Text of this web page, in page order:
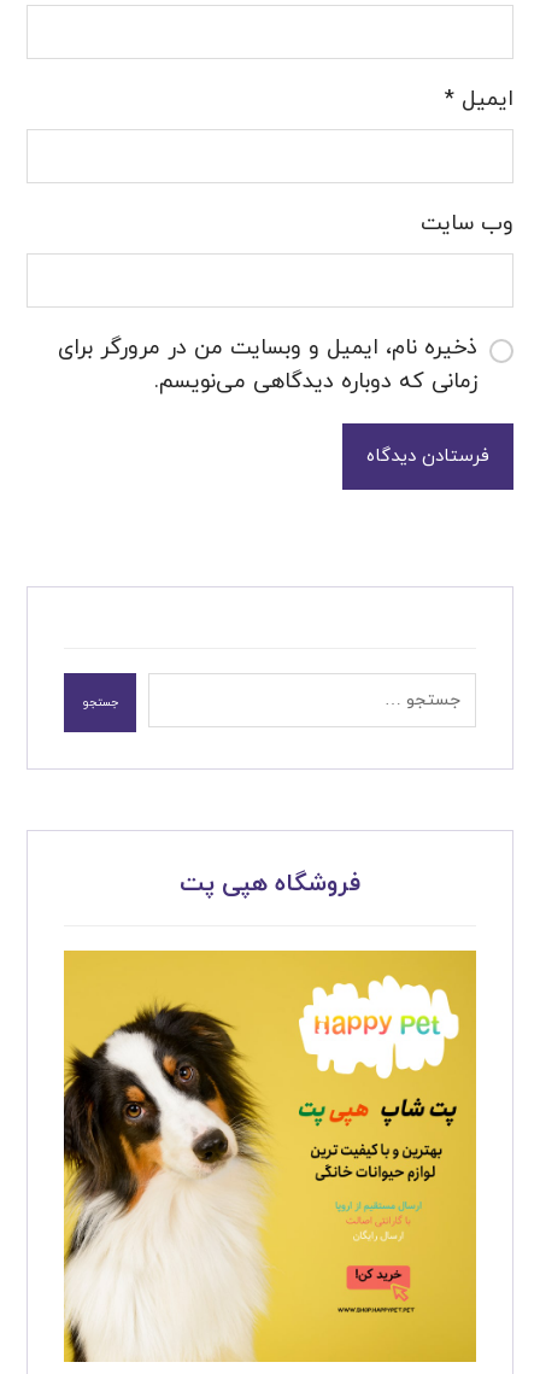
ایمیل*
وب‌ سایت
ذخیره نام، ایمیل و وبسایت من در مرورگر برای
زمانی که دوباره دیدگاهی می‌نویسم.
فرستادن دیدگاه
جستجو
فروشگاه هپی پت